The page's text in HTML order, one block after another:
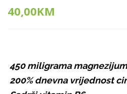
40,00KM
450 miligrama
200% dnevna vrijednost